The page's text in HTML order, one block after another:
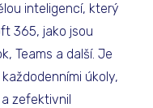
inteligencí, který
365, jako jsou
Teams a další. Je
úkoly,
zefektivnil